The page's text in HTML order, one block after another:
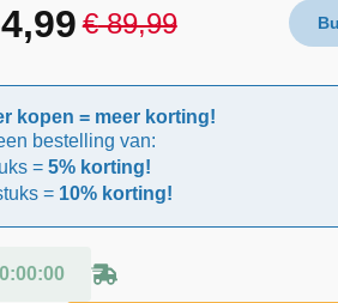
€89,99
kopen = meer korting!
bestelling van:
= 5% korting!
= 10% korting!
:00:00